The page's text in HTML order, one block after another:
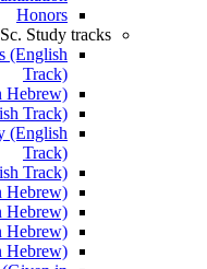
Honors
Study tracks
(English
Track)
Hebrew)
Track)
(English
Track)
Track)
Hebrew)
Hebrew)
Hebrew)
Hebrew)